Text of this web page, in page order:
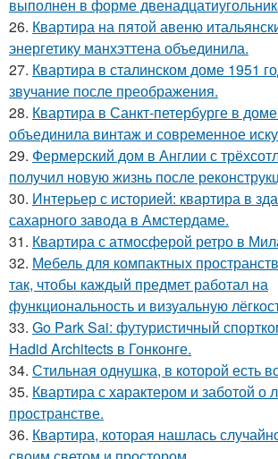
выполнен в форме
26. Квартира на пятой авеню
энергетику манхэттена объединила.
27. Квартира в сталинском доме 1951
звучание после преображения.
28. Квартира в Санкт-петербурге в
объединила винтаж и современное
29. Фермерский дом в Англии с
получил новую жизнь после
30. Интерьер с историей: квартира в
сахарного завода в Амстердаме.
31. Квартира с атмосферой ретро в
32. Мебель для компактных
так, чтобы каждый предмет работал на
функциональность и визуальную
33. Go Park Sai: футуристичный
Hadid Architects в Гонконге.
34. Стильная однушка, в которой есть
35. Квартира с характером и заботой о
пространстве.
36. Квартира, которая нашлась